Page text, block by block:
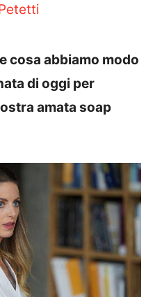
cosa abbiamo modo
di oggi per
amata soap